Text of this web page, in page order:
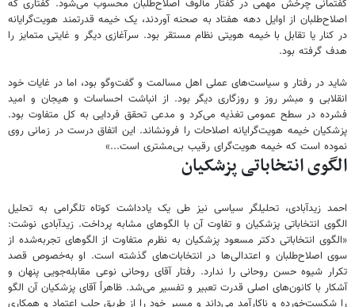
گفتمانی چرخش مهمی در گفتار مألوف اصلاح‌طلبان محسوب می‌شود. گفتاری که
اصلاح‌طلبان از اوایل دهه هفتاد به صحنه آوردند، یک خیمه قدرتمند هویت‌گرایانه
در کنار یا تقابل با خیمه هویتی نظام مستقر بود. سرآغازی دیگر و غایتی متمایز را
هدف گرفته بود.
شاید در رفتار و سیاست‌های عملی اهل مسالمت و گفت‌وگو بود، اما در غایات خود
انقلابی و مبشر روز و روزگاری دیگر بود. از انباشت احساسات و هیجان و امید
فشرده در سطح عمومی تغذیه می‌کرد و مدعی تحقق فردایی به کل متفاوت بود.
پزشکیان خیمه هویت‌گرایانه اصلاحات را فرونشاند. این اتفاق درست در زمانی روی
نموده است که خیمه هویت‌گرای رقیب بی‌مشتری است...»
الگوی انتخاباتی پزشکیان
احمد زیدآبادی، تحلیلگر سیاسی نیز طی یک یادداشت کوتاه تلگرامی به تحلیل
الگوی انتخاباتی پزشکیان و تفاوت آن با الگوهای مشابه پرداخت. زیدآبادی نوشت:
«الگوی انتخاباتی دکتر مسعود پزشکیان به نظرم متفاوت از الگوهای تجربه‌شده از
سوی اصلاح‌طلبان و اعتدالی‌ها در انتخابات‌های گذشته است. او به‌خصوص قصد
تکرار شیوه حسن روحانی را ندارد. رفتار آقای روحانی نوعی مقابله‌جویی پنهان و
آشکار با کانون‌های اصلی قدرت تعبیر و تفسیر می‌شد. ظاهراً آقای پزشکیان آن الگو